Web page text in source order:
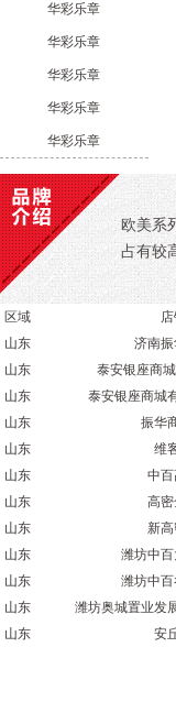
华彩乐章
华彩乐章
华彩乐章
华彩乐章
华彩乐章
欧美系
占有较
区域
山东
济南
山东
泰安银座商
山东
泰安银座商城
山东
振华
山东
维
山东
中
山东
高
山东
新
山东
潍坊中
山东
潍坊中
山东
潍坊奥城置业发
山东
安